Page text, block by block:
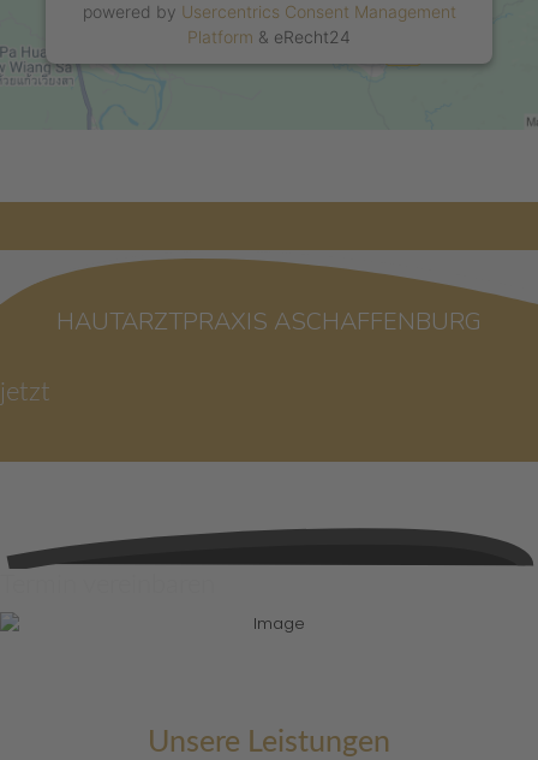
powered by Usercentrics Consent Management
Platform & eRecht24
HAUTARZTPRAXIS ASCHAFFENBURG
jetzt
Unsere Leistungen